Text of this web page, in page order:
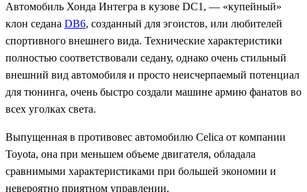
Автомобиль Хонда Интегра в кузове DC1, — «купейный»
клон седана DB6, созданный для эгоистов, или любителей
спортивного внешнего вида. Технические характеристики
полностью соответствовали седану, однако очень стильный
внешний вид автомобиля и просто неисчерпаемый потенциал
для тюнинга, очень быстро создали машине армию фанатов во
всех уголках света.
Выпущенная в противовес автомобилю Celica от компании
Toyota, она при меньшем объеме двигателя, обладала
сравнимыми характеристиками при большей экономии и
невероятно приятном управлении.